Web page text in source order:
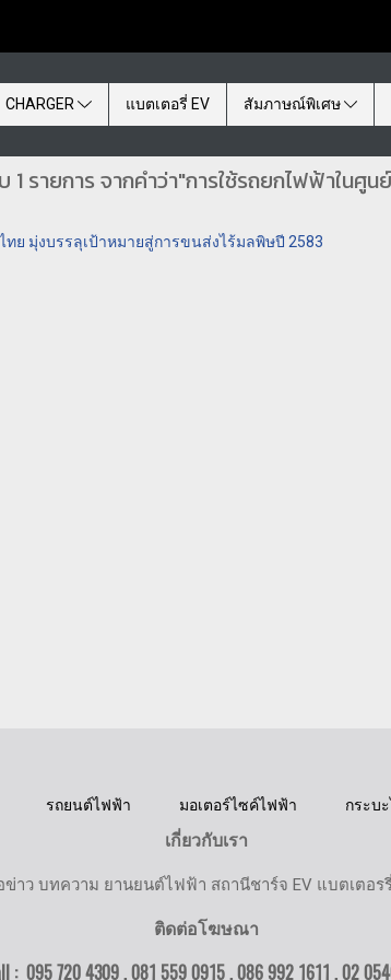
CHARGER แบตเตอรี่ EV สัมภาษณ์พิเศษ
1 รายการ จากคำว่า"การใช้รถยกไฟฟ้าในศูน
ย มุ่งบรรลุเป้าหมายสู่การขนส่งไร้มลพิษปี 2583
รถยนต์ไฟฟ้า มอเตอร์ไซค์ไฟฟ้า กระบ
เกี่ยวกับเรา
อข่าว บทความ ยานยนต์ไฟฟ้า สถานีชาร์จ EV แบตเต
ติดต่อโฆษณา
: 095 720 4309 , 081 559 0915 , 086 992 1611 ,02